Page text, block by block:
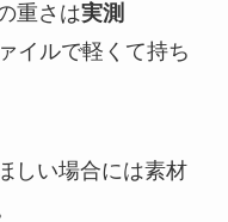
重さは実測
イルで軽くて持ち
しい場合には素材